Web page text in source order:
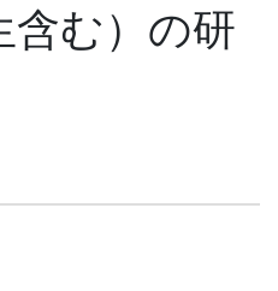
含む）の研